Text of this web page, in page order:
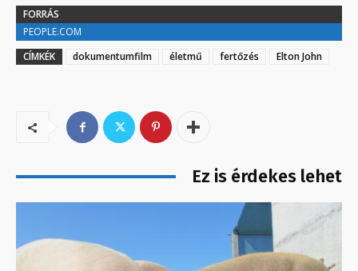
FORRÁS
PEOPLE.COM
CÍMKÉK
dokumentumfilm életmű fertőzés Elton John
Ez is érdekes lehet